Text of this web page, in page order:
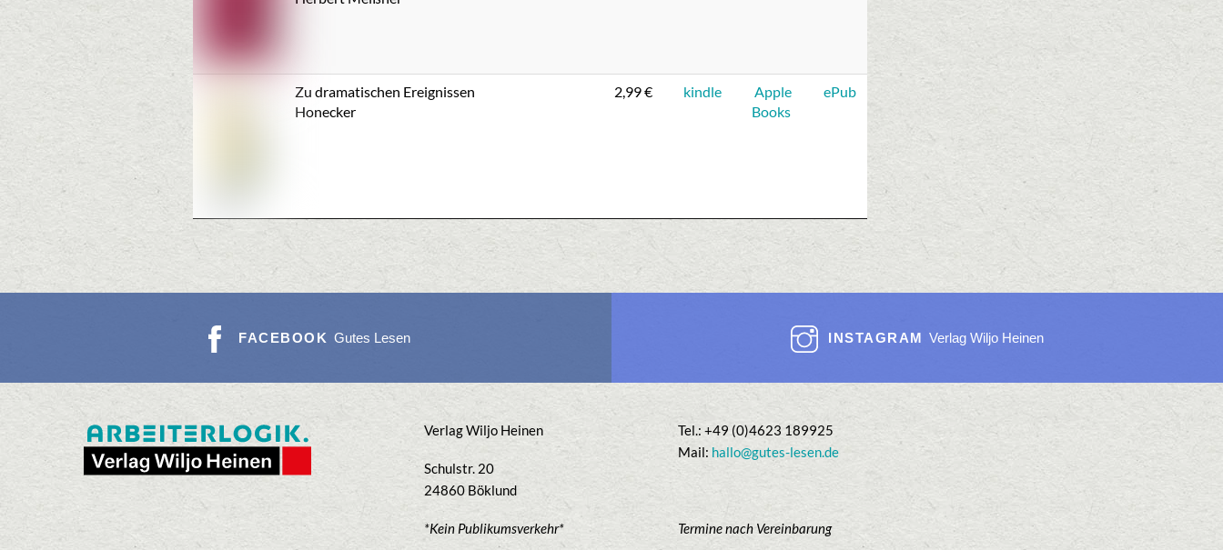
Zu dramatischen Ereignissen
Honecker
2,99 € kindle
Apple
Books
ePub
FACEBOOK Gutes Lesen INSTAGRAM Verlag Wiljo Heinen
Verlag Wiljo Heinen
Schulstr. 20
24860 Böklund
*Kein Publikumsverkehr*
Tel.: +49 (0)4623 189925
Mail: hallo@gutes-lesen.de
Termine nach Vereinbarung